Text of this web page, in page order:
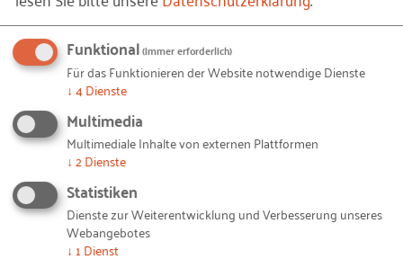
- von Lena Heckmann
Ausbildungsbotschafter der IHK Saarland
Funktional(immer erforderlich)
Für das Funktionieren der Website notwendige Dienste
↓ 4Dienste
Multimedia
Multimediale Inhalte von externen Plattformen
↓ 2Dienste
Statistiken
Dienste zur Weiterentwicklung und Verbesserung unseres
Webangebotes
↓ 1 Dienst